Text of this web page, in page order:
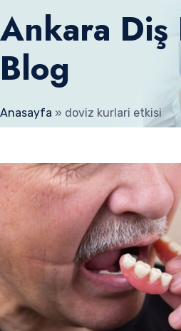
Ankara
Blog
Anasayfa » doviz kurlari etkisi